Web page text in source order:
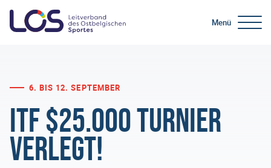
Menü
6. BIS 12. SEPTEMBER
ITF $25.000 Turnier
verlegt!